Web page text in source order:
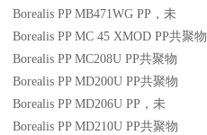
Borealis PP MB471WG PP ，未
Borealis PP MC 45 XMOD PP共聚物
Borealis PP MC208U PP共聚物
Borealis PP MD200U PP共聚物
Borealis PP MD206U PP ，未
Borealis PP MD210U PP共聚物